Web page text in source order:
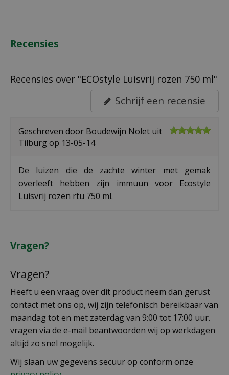
Recensies
Recensies over "ECOstyle Luisvrij rozen 750 ml"
Schrijf een recensie
Geschreven door Boudewijn Nolet uit
Tilburg op 13-05-14
De luizen die de zachte winter met gemak
overleeft hebben zijn immuun voor Ecostyle
Luisvrij rozen rtu 750 ml.
Vragen?
Vragen?
Heeft u een vraag over dit product neem dan gerust
contact met ons op, wij zijn telefonisch bereikbaar van
maandag tot en met zaterdag van 9:00 tot 17:00 uur.
vragen via de e-mail beantwoorden wij op werkdagen
altijd zo snel mogelijk.
Wij slaan uw gegevens secuur op conform onze